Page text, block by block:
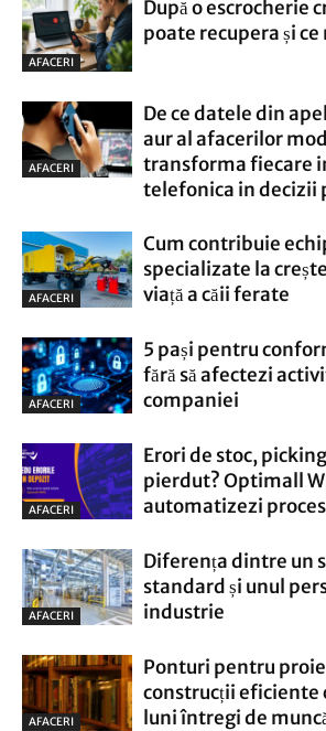
AFACERI
După o escrocherie
poate recupera și ce
AFACERI
De ce datele din
aur al afacerilor
transforma fiecare
telefonica in decizii
AFACERI
Cum contribuie
specializate la
viață a căii ferate
AFACERI
5 pași pentru
fără să afectezi
companiei
AFACERI
Erori de stoc,
pierdut? Optimall
automatizezi
AFACERI
Diferența dintre un
standard și unul
industrie
AFACERI
Ponturi pentru
construcții eficiente
luni întregi de